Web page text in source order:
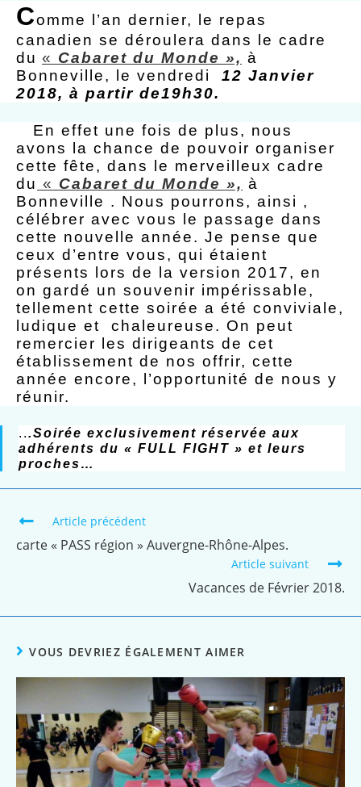
Comme l’an dernier, le repas
canadien se déroulera dans le cadre
du « Cabaret du Monde », à
Bonneville, le vendredi 12 Janvier
2018, à partir de19h30.
En effet une fois de plus, nous
avons la chance de pouvoir organiser
cette fête, dans le merveilleux cadre
du « Cabaret du Monde », à
Bonneville . Nous pourrons, ainsi ,
célébrer avec vous le passage dans
cette nouvelle année. Je pense que
ceux d’entre vous, qui étaient
présents lors de la version 2017, en
on gardé un souvenir impérissable,
tellement cette soirée a été conviviale,
ludique et chaleureuse. On peut
remercier les dirigeants de cet
établissement de nos offrir, cette
année encore, l’opportunité de nous y
réunir.
...Soirée exclusivement réservée aux
adhérents du « FULL FIGHT » et leurs
proches…
Article précédent
carte « PASS région » Auvergne-Rhône-Alpes.
Article suivant
Vacances de Février 2018.
VOUS DEVRIEZ ÉGALEMENT AIMER